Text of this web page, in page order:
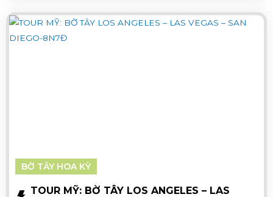
BỜ TÂY HOA KỲ
TOUR MỸ: BỜ TÂY LOS ANGELES – LAS